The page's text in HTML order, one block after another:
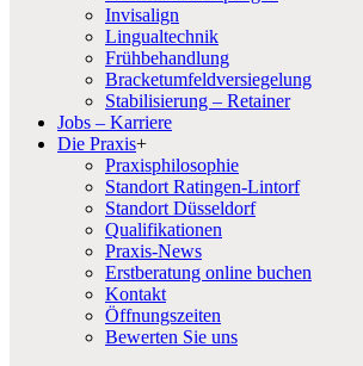
Invisalign
Lingualtechnik
Frühbehandlung
Bracketumfeldversiegelung
Stabilisierung – Retainer
Jobs – Karriere
Die Praxis+
Praxisphilosophie
Standort Ratingen-Lintorf
Standort Düsseldorf
Qualifikationen
Praxis-News
Erstberatung online buchen
Kontakt
Öffnungszeiten
Bewerten Sie uns